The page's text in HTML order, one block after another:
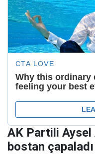
AK Partili
bostan çapaladı